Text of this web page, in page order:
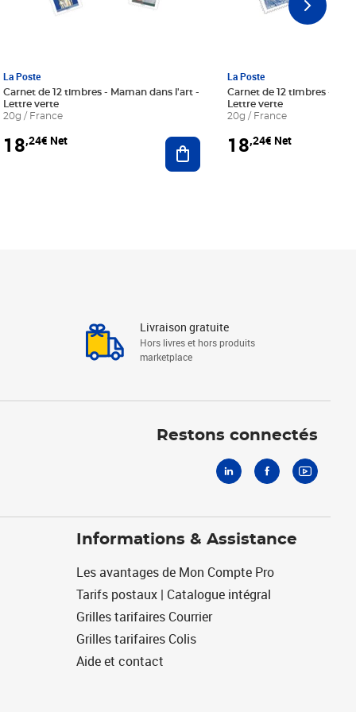
au panier
La Poste
Carnet de 12 timbres - Maman dans l'art -
Lettre verte
20g / France
18,24€ Net Ajouter au panier
La Poste
Carnet de 12 timbres - Le
Lettre verte
20g / France
18,24€ Net
Livraison gratuite
Hors livres et hors produits
marketplace
Restons connectés
Informations & Assistance
Les avantages de Mon Compte Pro
Tarifs postaux | Catalogue intégral
Grilles tarifaires Courrier
Grilles tarifaires Colis
Aide et contact